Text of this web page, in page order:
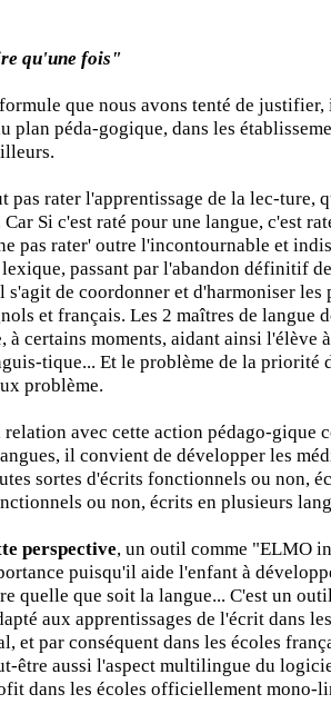
qu'une fois"
que nous avons tenté de
plan péda-gogique, dans les
pas rater l'apprentissage de la lec-ture,
Si c'est raté pour une langue, c'est
pas rater' outre l'incontournable et
passant par l'abandon définitif
de coordonner et d'harmoniser les
et français. Les 2 maîtres de langue
à certains moments, aidant ainsi l'élève
tique... Et le problème de la priorité
problème.
relation avec cette action pédago-gique
il convient de développer les
sortes d'écrits fonctionnels ou non,
ou non, écrits en plusieurs
perspective, un outil comme "ELMO
puisqu'il aide l'enfant à
quelle que soit la langue... C'est un
aux apprentissages de l'écrit dans
et par conséquent dans les écoles
être aussi l'aspect multilingue du
dans les écoles officiellement mono-